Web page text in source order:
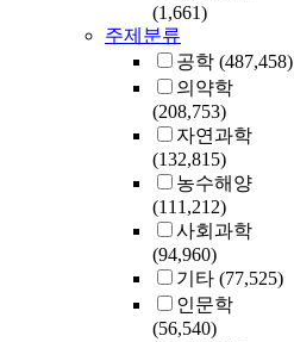
(1,661)
주제분류
공학 (487,458)
의약학
(208,753)
자연과학
(132,815)
농수해양
(111,212)
사회과학
(94,960)
기타 (77,525)
인문학
(56,540)